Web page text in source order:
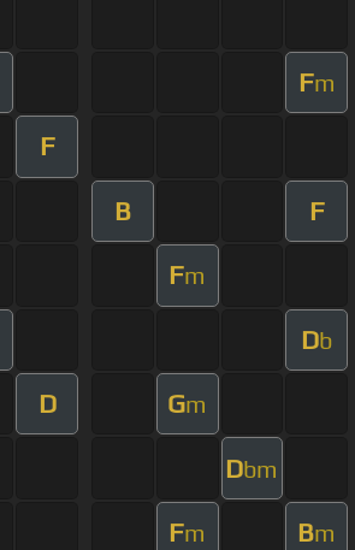
Fm
F
B F
Fm
Db
D Gm
Dbm
Fm Bm